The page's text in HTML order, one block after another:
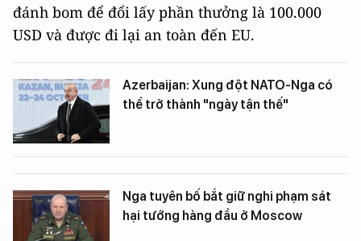
đánh bom để đổi lấy phần thưởng là 100.000
USD và được đi lại an toàn đến EU.
Azerbaijan: Xung đột NATO-Nga có
thể trở thành "ngày tận thế"
Nga tuyên bố bắt giữ nghi phạm sát
hại tướng hàng đầu ở Moscow